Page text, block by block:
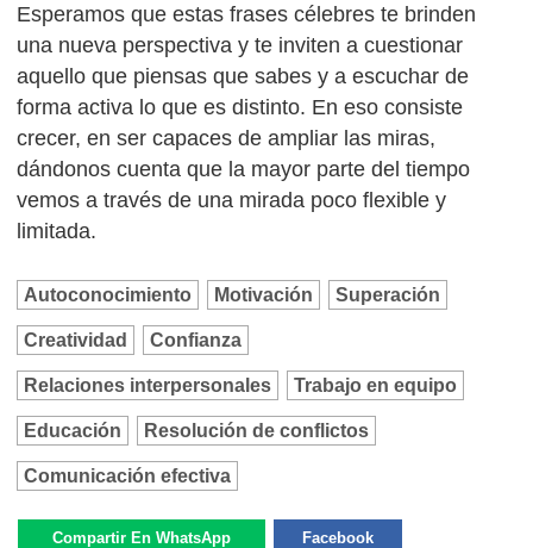
Esperamos que estas frases célebres te brinden
una nueva perspectiva y te inviten a cuestionar
aquello que piensas que sabes y a escuchar de
forma activa lo que es distinto. En eso consiste
crecer, en ser capaces de ampliar las miras,
dándonos cuenta que la mayor parte del tiempo
vemos a través de una mirada poco flexible y
limitada.
Autoconocimiento Motivación Superación
Creatividad Confianza
Relaciones interpersonales Trabajo en equipo
Educación Resolución de conflictos
Comunicación efectiva
Compartir En WhatsApp Facebook